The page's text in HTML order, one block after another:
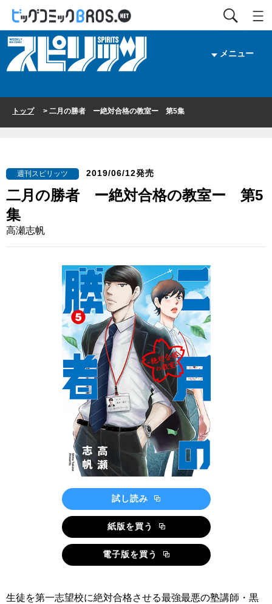
メニュー
トップ> 二月の勝者 ー絶対合格の教室ー 第5集
週刊スピリッツ 2019/06/12発売
二月の勝者 ー絶対合格の教室ー 第5
集
高瀬志帆
試し読み
紙版を買う
電子版を買う
生徒を第一志望校に絶対合格させる最強最悪の塾講師・黒